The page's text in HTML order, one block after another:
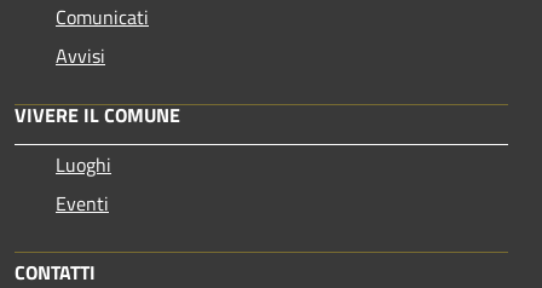
Comunicati
Avvisi
VIVERE IL COMUNE
Luoghi
Eventi
CONTATTI